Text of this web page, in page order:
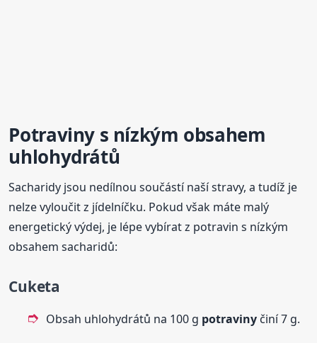
Potravinys nízkým obsahem
uhlohydrátů
Sacharidy jsou nedílnou součástí naší stravy, a tudíž je
nelze vyloučit z jídelníčku. Pokud však máte malý
energetický výdej, je lépe vybírat z potravin s nízkým
obsahem sacharidů:
Cuketa
Obsah uhlohydrátů na 100 g potraviny činí 7 g.